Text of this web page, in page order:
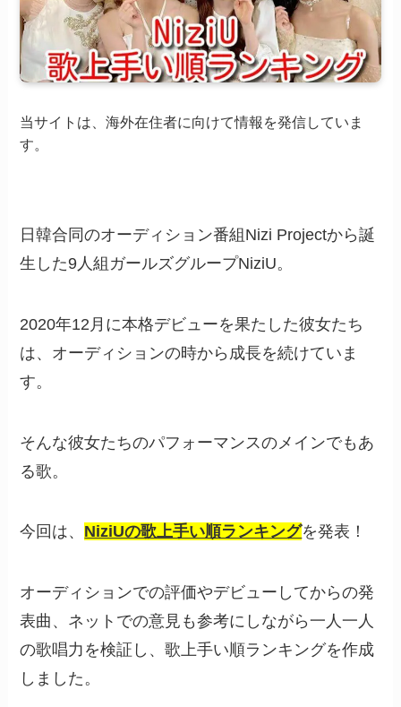
当サイトは、海外在住者に向けて情報を発信していま
す。
日韓合同のオーディション番組Nizi Projectから誕
生した9人組ガールズグループNiziU。
2020年12月に本格デビューを果たした彼女たち
は、オーディションの時から成長を続けていま
す。
そんな彼女たちのパフォーマンスのメインでもあ
る歌。
今回は、 NiziUの歌上手い順ランキングを発表！
オーディションでの評価やデビューしてからの発
表曲、ネットでの意見も参考にしながら一人一人
の歌唱力を検証し、歌上手い順ランキングを作成
しました。